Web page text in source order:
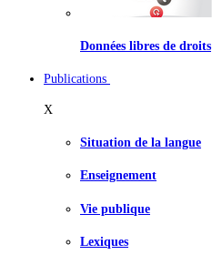
Données libres de droits
Publications
X
Situation de la langue
Enseignement
Vie publique
Lexiques